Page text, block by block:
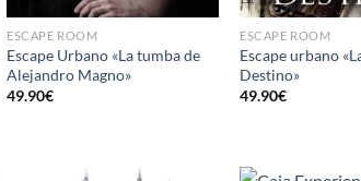
ESCAPE ROOM
Escape Urbano «La tumba de
Alejandro Magno»
49.90€
ESCAPE ROOM
Escape urbano
Destino»
49.90€